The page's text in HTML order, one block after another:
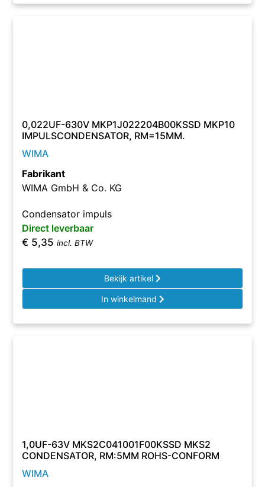
0,022UF-630V MKP1J022204B00KSSD MKP10
IMPULSCONDENSATOR, RM=15MM.
WIMA
Fabrikant
WIMA GmbH & Co. KG
Condensator impuls
Direct leverbaar
€ 5,35 incl. BTW
Bekijk artikel
In winkelmand
1,0UF-63V MKS2C041001F00KSSD MKS2
CONDENSATOR, RM:5MM ROHS-CONFORM
WIMA